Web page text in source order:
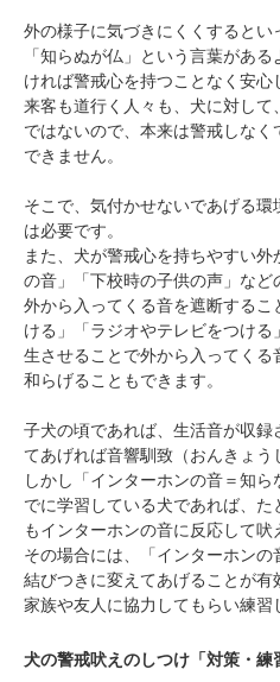
外の様子に気づきにくくするとい
「知らぬが仏」という言葉があ
ければ警戒心を持つことなく安心
来客も道行く人々も、犬に対し
ではないので、本来は警戒しな
できません。
そこで、気付かせないであげる
は必要です。
また、犬が警戒心を持ちやすい
の音」「下校時の子供の声」など
外から入ってくる音を遮断する
ける」「ラジオやテレビをつけ
生させることで外から入ってく
和らげることもできます。
子犬の頃であれば、生活音が収録
てあげれば音響馴致（おんきょう
しかし「インターホンの音＝知
でに学習している犬であれば、
もインターホンの音に反応して吠
その場合には、「インターホンの
結びつきに変えてあげることが有
家族や友人に協力してもらい練習
犬の警戒吠えのしつけ「対策・